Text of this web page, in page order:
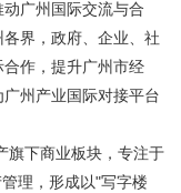
广州国际交流与合
界，政府、企业、社
作，提升广州市经
州产业国际对接平台
旗下商业板块，专注于
理，形成以"写字楼